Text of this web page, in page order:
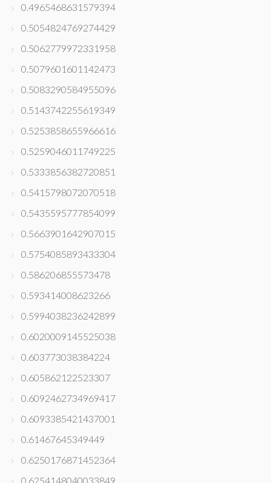
0.4965468631579394
0.5054824769274429
0.5062779972331958
0.5079601601142473
0.5083290584955096
0.5143742255619349
0.5253858655966616
0.5259046011749225
0.5333856382720851
0.5415798072070518
0.5435595777854099
0.5663901642907015
0.5754085893433304
0.586206855573478
0.593414008623266
0.5994038236242899
0.6020009145525038
0.603773038384224
0.605862122523307
0.6092462734969417
0.6093385421437001
0.61467645349449
0.6250176871452364
0.6254148040033849